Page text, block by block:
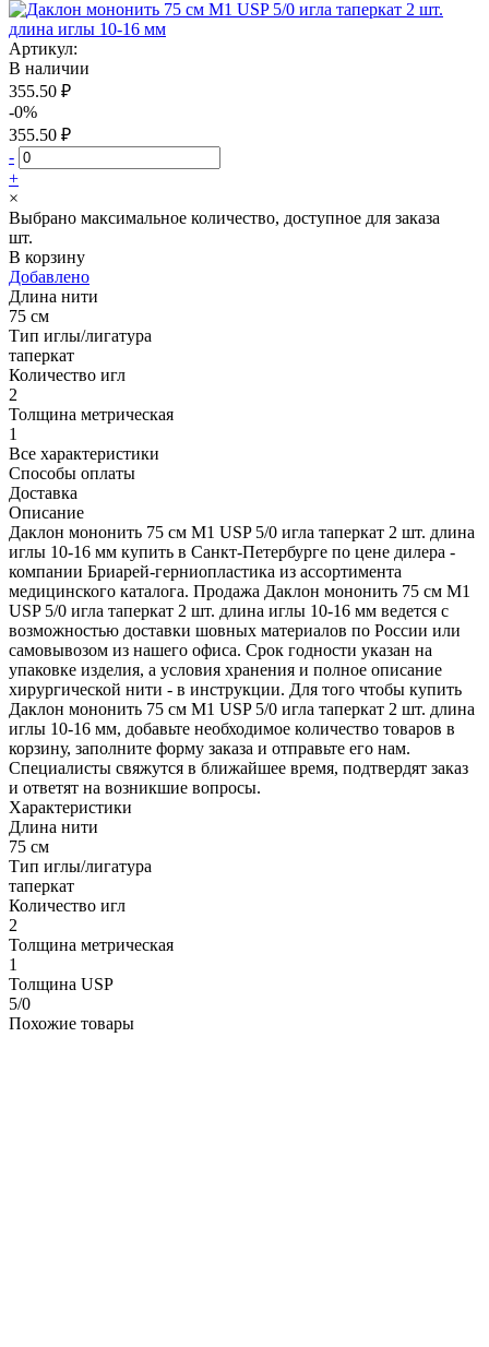
Артикул:
В наличии
355.50 ₽
-0%
355.50 ₽
-
+
×
Выбрано максимальное количество, доступное для заказа
шт.
В корзину
Добавлено
Длина нити
75 см
Тип иглы/лигатура
таперкат
Количество игл
2
Толщина метрическая
1
Все характеристики
Способы оплаты
Доставка
Описание
Даклон мононить 75 см М1 USP 5/0 игла таперкат 2 шт. длина
иглы 10-16 мм купить в Санкт-Петербурге по цене дилера -
компании Бриарей-герниопластика из ассортимента
медицинского каталога. Продажа Даклон мононить 75 см М1
USP 5/0 игла таперкат 2 шт. длина иглы 10-16 мм ведется с
возможностью доставки шовных материалов по России или
самовывозом из нашего офиса. Срок годности указан на
упаковке изделия, а условия хранения и полное описание
хирургической нити - в инструкции. Для того чтобы купить
Даклон мононить 75 см М1 USP 5/0 игла таперкат 2 шт. длина
иглы 10-16 мм, добавьте необходимое количество товаров в
корзину, заполните форму заказа и отправьте его нам.
Специалисты свяжутся в ближайшее время, подтвердят заказ
и ответят на возникшие вопросы.
Характеристики
Длина нити
75 см
Тип иглы/лигатура
таперкат
Количество игл
2
Толщина метрическая
1
Толщина USP
5/0
Похожие товары